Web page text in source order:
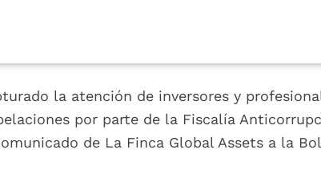
la atención de inversores y
por parte de la Fiscalía
de La Finca Global Assets a la